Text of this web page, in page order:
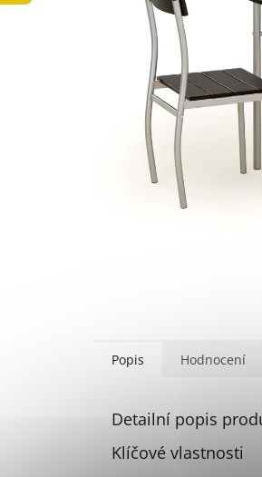
Popis Hodnocení
Detailní popis
Klíčové vlastnosti